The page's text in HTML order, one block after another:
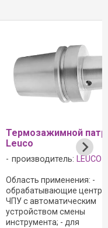
Патроны Leuco
хвостовиком
производитель:
Область
обрабатывающие
ЧПУ с
устройством
инструмента. Для